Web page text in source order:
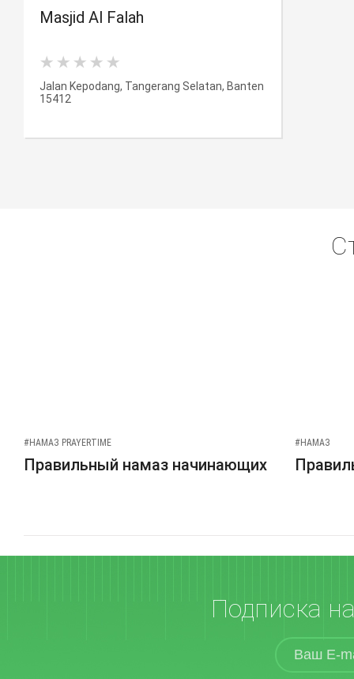
Masjid Al Falah
Jalan Kepodang, Tangerang Selatan, Banten
15412
#НАМАЗ PRAYERTIME
Правильный намаз начинающих
#НАМАЗ
Подписка